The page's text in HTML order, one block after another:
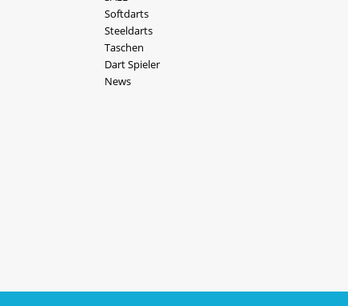
Softdarts
Steeldarts
Taschen
Dart Spieler
News